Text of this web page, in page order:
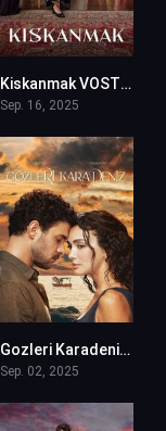
Kiskanmak VOSTFR
Sep. 16, 2025
Gozleri Karadeniz VOSTFR
Sep. 02, 2025